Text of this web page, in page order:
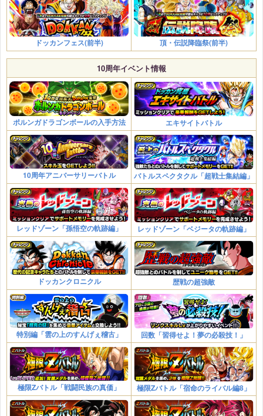
ドッカンフェス(前半) 頂・伝説降臨祭(前半)
10周年イベント情報
ポルンガドラゴンボールの入手方法 エキサイトバトル
10周年アニバーサリーバトル バトルスペクタクル「超戦士集結編」
レッドゾーン「孫悟空の軌跡編」 レッドゾーン「ベジータの軌跡編」
ドッカンクロニクル 歴戦の超強敵
特別編「雲の上のすんげぇ稽古」 回数「習得せよ！夢の必殺技！」
極限Zバトル「戦闘民族の真価」 極限Zバトル「宿命のライバル編8」